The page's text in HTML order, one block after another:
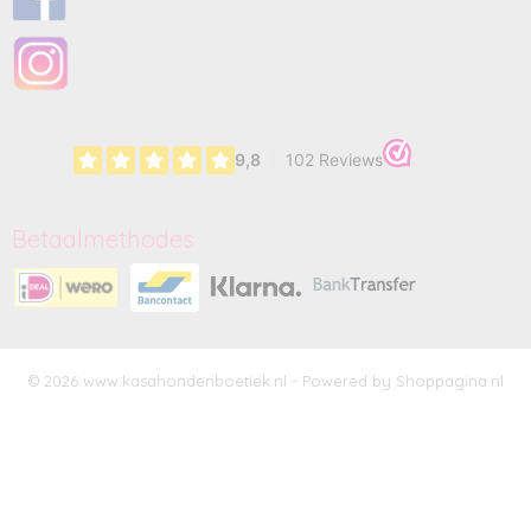
Betaalmethodes
© 2026 www.kasahondenboetiek.nl - Powered by Shoppagina.nl